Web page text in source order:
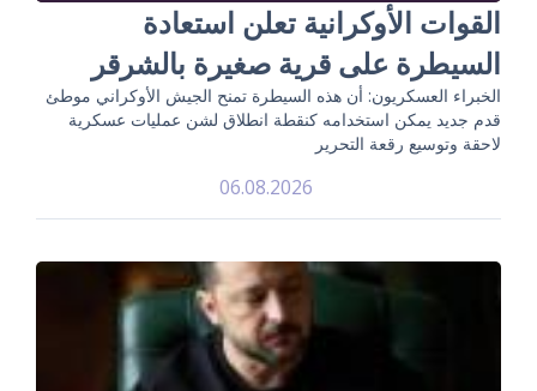
القوات الأوكرانية تعلن استعادة
السيطرة على قرية صغيرة بالشرقر
الخبراء العسكريون: أن هذه السيطرة تمنح الجيش الأوكراني موطئ
قدم جديد يمكن استخدامه كنقطة انطلاق لشن عمليات عسكرية
لاحقة وتوسيع رقعة التحرير
06.08.2026